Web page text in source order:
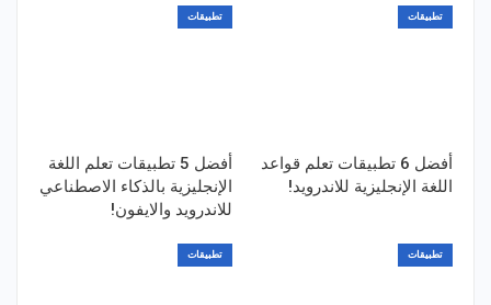
تطبيقات
أفضل 6 تطبيقات تعلم قواعد
اللغة الإنجليزية للاندرويد!
تطبيقات
أفضل 5 تطبيقات تعلم اللغة
الإنجليزية بالذكاء الاصطناعي
للاندرويد والايفون!
تطبيقات تطبيقات